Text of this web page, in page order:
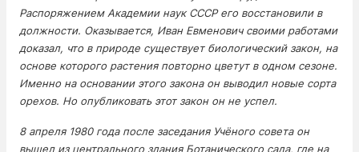
Распоряжением Академии наук СССР его восстановили в
должности. Оказывается, Иван Евменович своими работами
доказал, что в природе существует биологический закон, на
основе которого растения повторно цветут в одном сезоне.
Именно на основании этого закона он выводил новые сорта
орехов. Но опубликовать этот закон он не успел.
8 апреля 1980 года после заседания Учёного совета он
вышел из центрального здания Ботанического сада, где на